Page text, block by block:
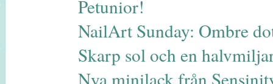
Petunior!
NailArt Sunday: Ombre
Skarp sol och en
Nya minilack från